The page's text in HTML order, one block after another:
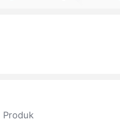
Produk